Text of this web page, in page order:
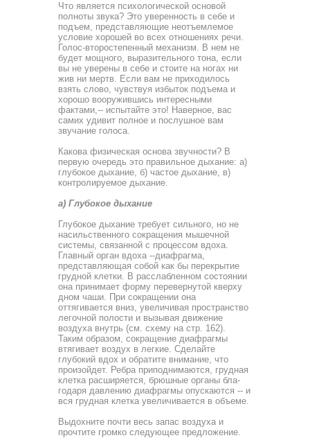
Что является психологической основой
полноты звука? Это уверенность в себе и
подъем, представляющие неотъем­лемое
условие хорошей во всех отношениях речи.
Голос-второстепенный механизм. В нем не
будет мощного, вырази­тельного тона, если
вы не уверены в себе и стоите на ногах ни
жив ни мертв. Если вам не приходилось
взять слово, чув­ствуя избыток подъема и
хорошо вооружившись интересны­ми
фактами,-- испытайте это! Наверное, вас
самих удивит полное и послушное вам
звучание голоса.
Какова физическая основа звучности? В
первую очередь это правильное дыхание: а)
глубокое дыхание, б) частое ды­хание, в)
контролируемое дыхание.
а) Глубокое дыхание
Глубокое дыхание требует сильного, но не
насильствен­ного сокращения мышечной
системы, связанной с процессом вдоха.
Главный орган вдоха --диафрагма,
представляющая собой как бы перекрытие
грудной клетки. В расслабленном состоянии
она принимает форму перевернутой кверху
дном чаши. При сокращении она
оттягивается вниз, увеличивая пространство
легочной полости и вызывая движение
воздуха внутрь (см. схему на стр. 162).
Таким образом, сокращение диафрагмы
втягивает воздух в легкие. Сделайте
глубокий вдох и обратите внимание, что
произойдет. Ребра приподни­маются, грудная
клетка расширяется, брюшные органы бла­
годаря давлению диафрагмы опускаются -- и
вся грудная клетка увеличивается в объеме.
Выдохните почти весь запас воздуха и
прочтите громко следующее предложение.